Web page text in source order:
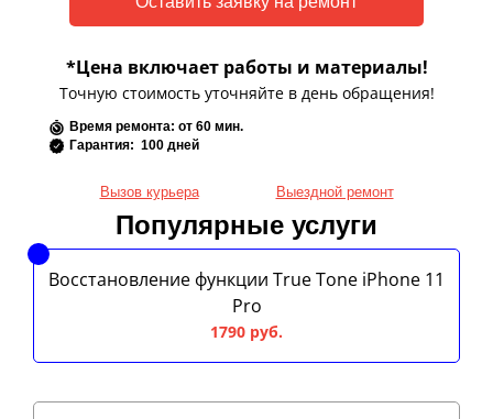
*Цена включает работы и материалы!
Точную стоимость уточняйте в день обращения!
Время ремонта: от 60 мин.
Гарантия: 100 дней
Вызов курьера Выездной ремонт
Популярные услуги
Восстановление функции True Tone iPhone 11
Pro
1790 руб.